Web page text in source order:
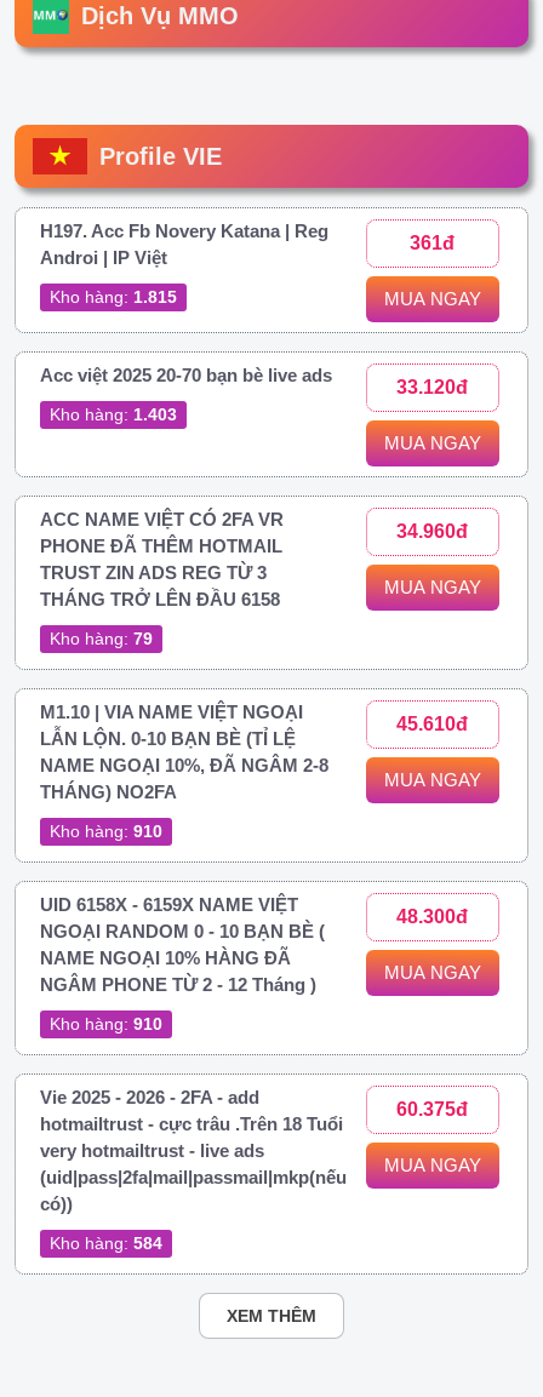
Dịch Vụ MMO
Profile VIE
H197. Acc Fb Novery Katana | Reg
Androi | IP Việt
Kho hàng: 1.815
361đ
MUA NGAY
Acc việt 2025 20-70 bạn bè live ads
Kho hàng: 1.403
33.120đ
MUA NGAY
ACC NAME VIỆT CÓ 2FA VR
PHONE ĐÃ THÊM HOTMAIL
TRUST ZIN ADS REG TỪ 3
THÁNG TRỞ LÊN ĐẦU 6158
Kho hàng: 79
34.960đ
MUA NGAY
M1.10 | VIA NAME VIỆT NGOẠI
LẪN LỘN. 0-10 BẠN BÈ (TỈ LỆ
NAME NGOẠI 10%, ĐÃ NGÂM 2-8
THÁNG) NO2FA
Kho hàng: 910
45.610đ
MUA NGAY
UID 6158X - 6159X NAME VIỆT
NGOẠI RANDOM 0 - 10 BẠN BÈ (
NAME NGOẠI 10% HÀNG ĐÃ
NGÂM PHONE TỪ 2 - 12 Tháng )
Kho hàng: 910
48.300đ
MUA NGAY
Vie 2025 - 2026 - 2FA - add
hotmailtrust - cực trâu .Trên 18 Tuổi
very hotmailtrust - live ads
(uid|pass|2fa|mail|passmail|mkp(nếu
có))
Kho hàng: 584
60.375đ
MUA NGAY
XEM THÊM